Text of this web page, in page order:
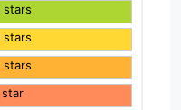
stars
stars
stars
star